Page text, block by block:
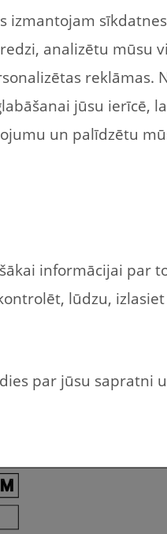
ēdiens, pārtika
izmantojam
analizētu mūsu
reklāmas.
jūsu ierīcē,
un palīdzētu
informācijai par
lūdzu,
par jūsu sapratni